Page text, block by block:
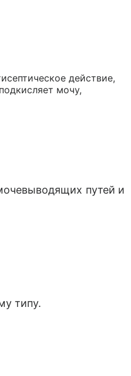
действие,
мочу,
путей и
типу.